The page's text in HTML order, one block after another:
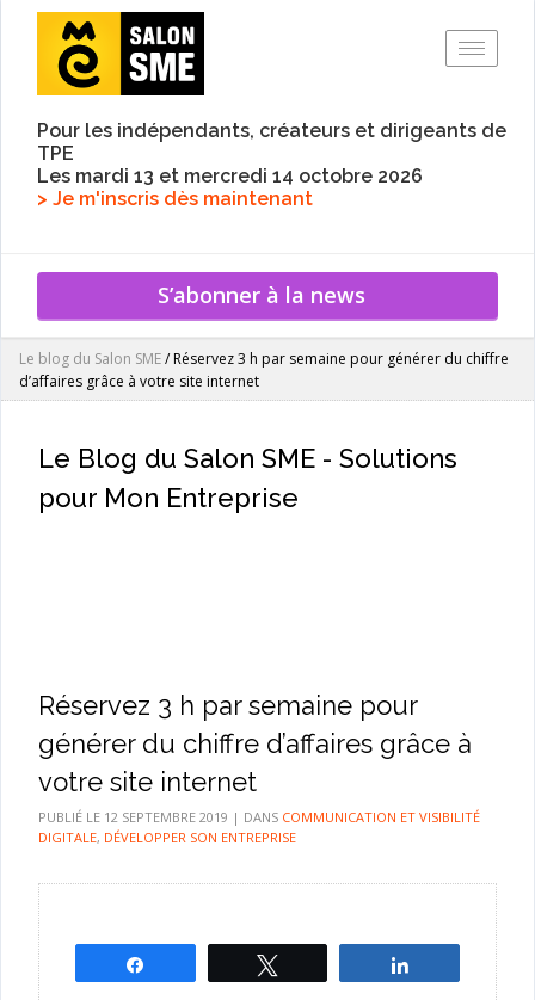
Pour les indépendants, créateurs et dirigeants de
TPE
Les mardi 13 et mercredi 14 octobre 2026
> Je m'inscris dès maintenant
S’abonner à la news
Le blog du Salon SME/Réservez 3 h par semaine pour générer du chiffre
d’affaires grâce à votre site internet
Le Blog du Salon SME - Solutions
pour Mon Entreprise
Réservez 3 h par semaine pour
générer du chiffre d’affaires grâce à
votre site internet
PUBLIÉ LE 12 SEPTEMBRE 2019 | DANS COMMUNICATION ET VISIBILITÉ
DIGITALE, DÉVELOPPER SON ENTREPRISE